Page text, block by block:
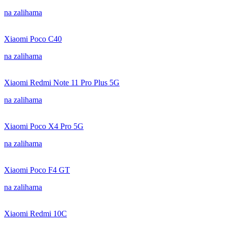
na zalihama
Xiaomi Poco C40
na zalihama
Xiaomi Redmi Note 11 Pro Plus 5G
na zalihama
Xiaomi Poco X4 Pro 5G
na zalihama
Xiaomi Poco F4 GT
na zalihama
Xiaomi Redmi 10C